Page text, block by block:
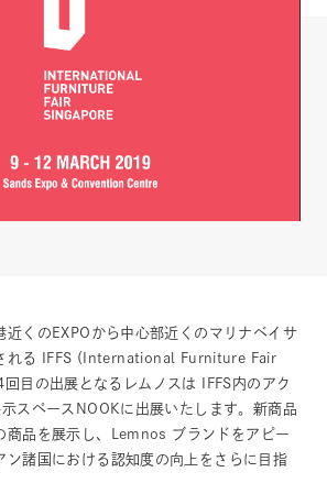
近くのEXPOから中心部近くのマリナベイサ
れる IFFS (International Furniture Fair
目の出展となるレムノスは IFFS内のアク
スペースNOOKに出展いたします。新商品
商品を展示し、Lemnos ブランドをアピー
ン諸国における認知度の向上をさらに目指